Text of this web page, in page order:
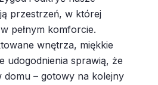
przestrzeń, w której
pełnym komforcie.
wnętrza, miękkie
udogodnienia sprawią, że
domu – gotowy na kolejny